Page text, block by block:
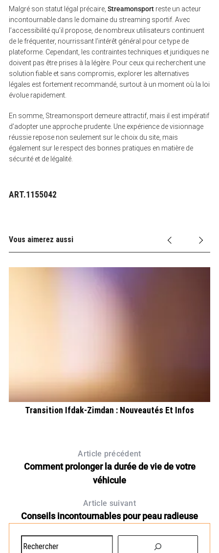
Malgré son statut légal précaire, Streamonsportreste un acteur
incontournable dans le domaine du streaming sportif. Avec
l’accessibilité qu’il propose, de nombreux utilisateurs continuent
de le fréquenter, nourrissant l’intérêt général pour ce type de
plateforme. Cependant, les contraintes techniques et juridiques ne
doivent pas être prises à la légère. Pour ceux qui recherchent une
solution fiable et sans compromis, explorer les alternatives
légales est fortement recommandé, surtout à un moment où la loi
évolue rapidement.
En somme, Streamonsport demeure attractif, mais il est impératif
d’adopter une approche prudente. Une expérience de visionnage
réussie repose non seulement sur le choix du site, mais
également sur le respect des bonnes pratiques en matière de
sécurité et de légalité.
ART.1155042
Vous aimerez aussi
Transition Ifdak-Zimdan : Nouveautés Et Infos
Article précédent
Comment prolonger la durée de vie de votre
véhicule
Article suivant
Conseils incontournables pour peau radieuse